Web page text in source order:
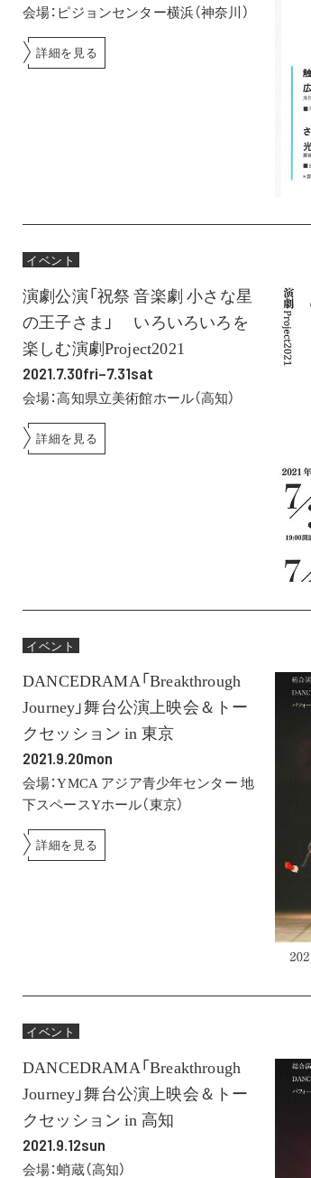
会場：ピジョンセンター横浜（神奈川）
詳細を見る
イベント
演劇公演「祝祭 音楽劇 小さな星
の王子さま」 いろいろいろを
楽しむ演劇Project2021
2021.7.30fri–7.31sat
会場：高知県立美術館ホール（高知）
詳細を見る
イベント
DANCEDRAMA「Breakthrough
Journey」舞台公演上映会＆トー
クセッション in 東京
2021.9.20mon
会場：YMCA アジア青少年センター 地
下スペースYホール（東京）
詳細を見る
イベント
DANCEDRAMA「Breakthrough
Journey」舞台公演上映会＆トー
クセッション in 高知
2021.9.12sun
会場：蛸蔵（高知）